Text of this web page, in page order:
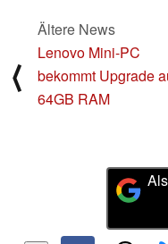
⟨
Ältere News
Lenovo Mini-PC
bekommt Upgrade
64GB RAM